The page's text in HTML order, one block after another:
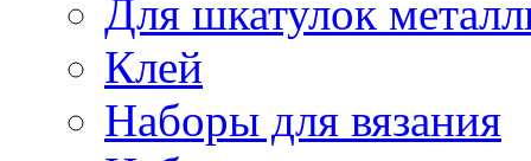
Для шкатулок
Клей
Наборы для вязания